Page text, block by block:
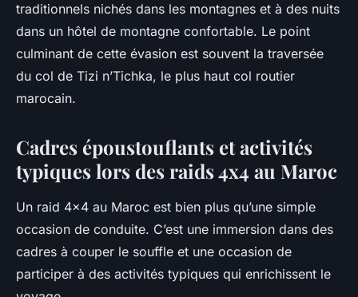
traditionnels nichés dans les montagnes et à des nuits
dans un hôtel de montagne confortable. Le point
culminant de cette évasion est souvent la traversée
du col de Tizi n’Tichka, le plus haut col routier
marocain.
Cadres époustouflants et activités
typiques lors des raids 4x4 au Maroc
Un raid 4x4 au Maroc est bien plus qu’une simple
occasion de conduite. C’est une immersion dans des
cadres à couper le souffle et une occasion de
participer à des activités typiques qui enrichissent le